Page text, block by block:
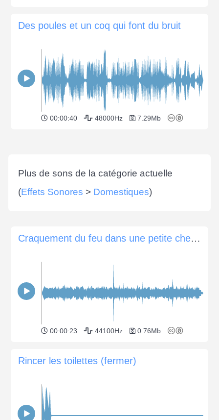
Des poules et un coq qui font du bruit
00:00:40 48000Hz 7.29Mb
Plus de sons de la catégorie actuelle
(Effets Sonores > Domestiques)
Craquement du feu dans une petite cheminée
00:00:23 44100Hz 0.76Mb
Rincer les toilettes (fermer)